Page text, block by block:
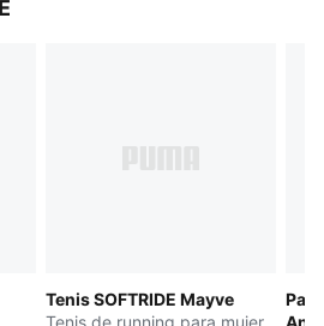
Tenis SOFTRIDE Mayve
Tenis de running para mujer